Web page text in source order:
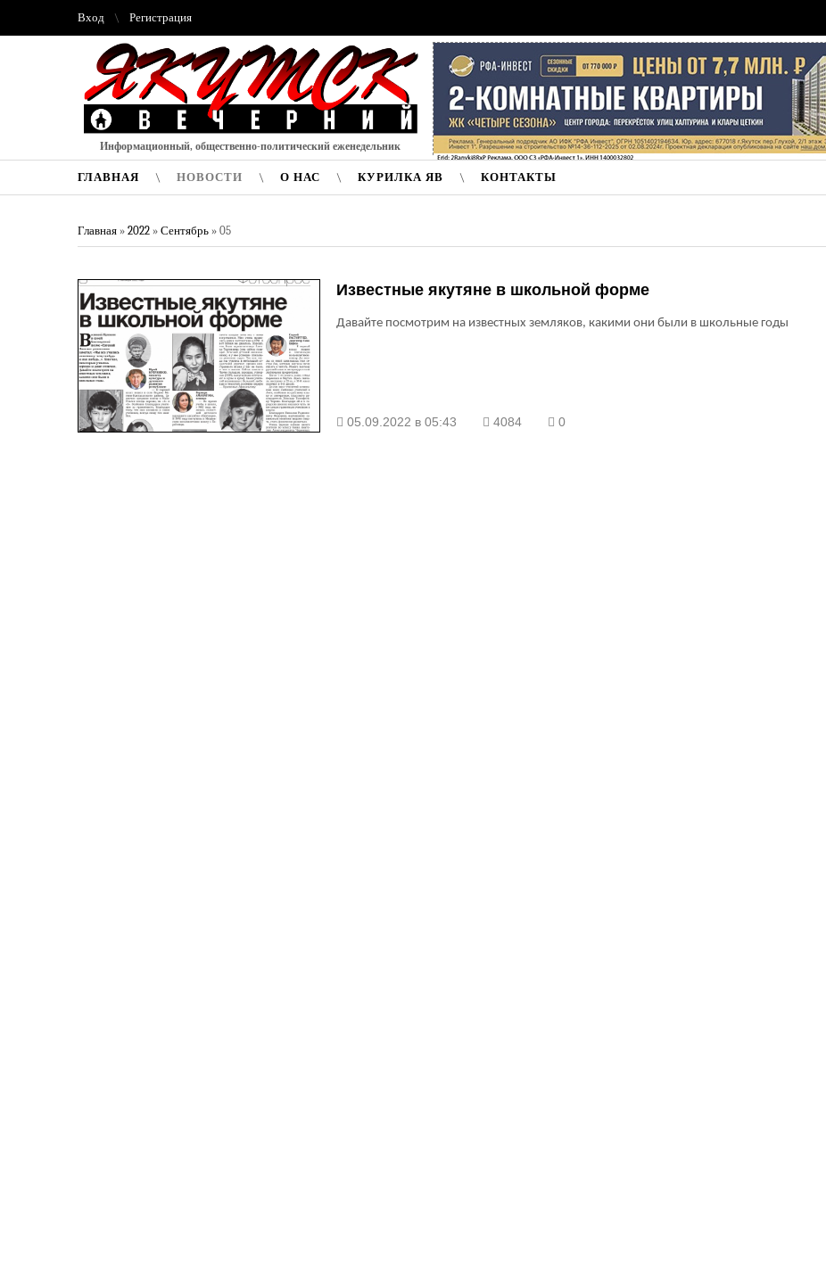
Вход Регистрация
Информационный, общественно-политический еженедельник
ГЛАВНАЯ НОВОСТИ О НАС КУРИЛКА ЯВ КОНТАКТЫ
Главная » 2022 » Сентябрь » 05
Известные якутяне в школьной форме
Давайте посмотрим на известных земляков, какими они были в школьные годы
05.09.2022 в 05:43 4084 0